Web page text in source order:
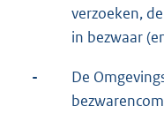
verzoeken,
in bezwaar
-
De